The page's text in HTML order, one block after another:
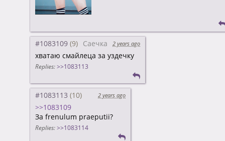
#1083109 Саечка 2 years ago
хватаю смайлеца за уздечку
Replies: >>1083113
#1083113 2 years ago
>>1083109
За frenulum praeputii?
Replies: >>1083114